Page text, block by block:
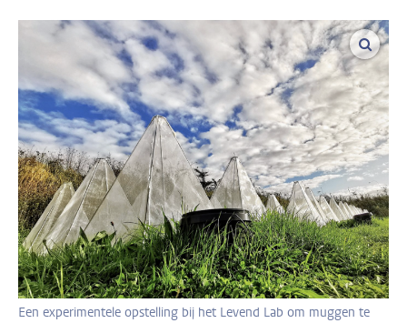
Een experimentele opstelling bij het Levend Lab om muggen te